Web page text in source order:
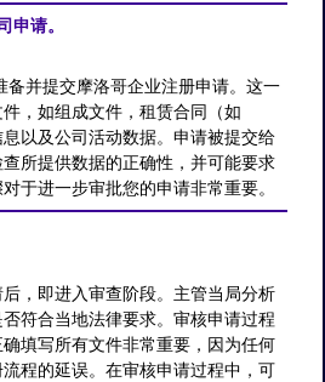
申请。
备并提交摩洛哥企业注册申请。这一
，如组成文件，租赁合同（如
以及公司活动数据。申请被提交给
所提供数据的正确性，并可能要求
于进一步审批您的申请非常重要。
，即进入审查阶段。主管当局分析
符合当地法律要求。审核申请过程
填写所有文件非常重要，因为任何
程的延误。在审核申请过程中，可